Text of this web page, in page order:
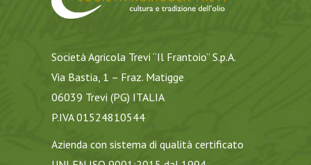
Società Agricola Trevi “Il Frantoio” S.p.A.
Via Bastia, 1 – Fraz. Matigge
06039 Trevi (PG) ITALIA
P.IVA 01524810544
Azienda con sistema di qualità certificato